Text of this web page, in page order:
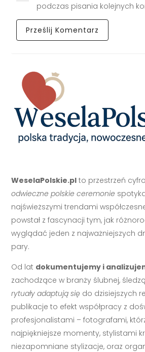
podczas pisania kolejnych
WeselaPolskie.pl to przestrzeń
odwieczne polskie ceremonie
najświeższymi trendami
powstał z fascynacji tym, jak
wyglądać jeden z najważniejszych
pary.
Od lat dokumentujemy i
zachodzące w branży ślubnej,
rytuały adaptują się do dzisiejszych
publikacje to efekt współpracy z
profesjonalistami – fotografami,
najpiękniejsze momenty, stylistami
niezapomniane stylizacje, oraz